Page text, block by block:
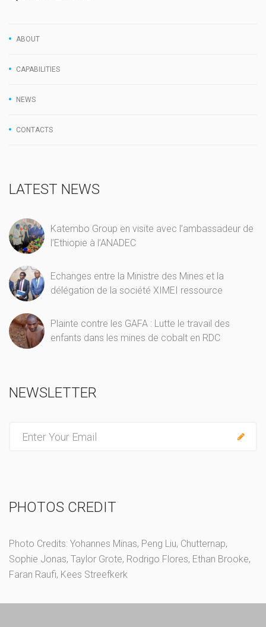
ABOUT
CAPABILITIES
NEWS
CONTACTS
LATEST NEWS
Katembo Group en visite avec l’ambassadeur de
l’Ethiopie à l’ANADEC
Echanges entre la Ministre des Mines et la
délégation de la société XIMEI ressource
Plainte contre les GAFA : Lutte le travail des
enfants dans les mines de cobalt en RDC
NEWSLETTER
y
PHOTOS CREDIT
Photo Credits: Yohannes Minas, Peng Liu, Chutternap,
Sophie Jonas, Taylor Grote, Rodrigo Flores, Ethan Brooke,
Faran Raufi, Kees Streefkerk